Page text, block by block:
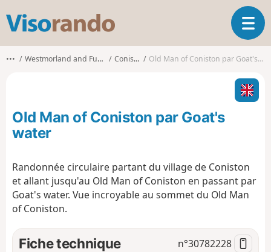
s
o
o
O
u
v
i
r
l
i
g
a
o
••• Westmorland and Furness Coniston Old Man of Coniston par Goat's water
Old Man of Coniston par Goat's
water
Randonnée circulaire partant du village de Coniston
et allant jusqu'au Old Man of Coniston en passant par
Goat's water. Vue incroyable au sommet du Old Man
of Coniston.
Fiche technique n°30782228